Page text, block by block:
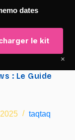
: Le Guide
taqtaq
dates
le kit
×